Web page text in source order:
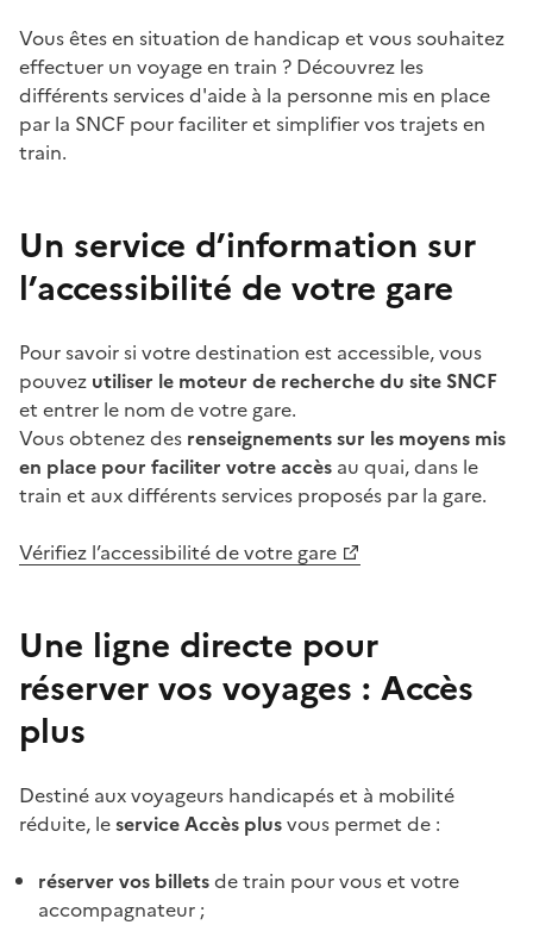
Vous êtes en situation de handicap et vous souhaitez
effectuer un voyage en train ? Découvrez les
différents services d'aide à la personne mis en place
par la SNCF pour faciliter et simplifier vos trajets en
train.
Un service d’information sur
l’accessibilité de votre gare
Pour savoir si votre destination est accessible, vous
pouvez utiliser le moteur de recherche du site SNCF
et entrer le nom de votre gare.
Vous obtenez des renseignements sur les moyens mis
en place pour faciliter votre accès au quai, dans le
train et aux différents services proposés par la gare.
Vérifiez l’accessibilité de votre gare
Une ligne directe pour
réserver vos voyages : Accès
plus
Destiné aux voyageurs handicapés et à mobilité
réduite, leservice Accès plusvous permet de :
réserver vos billetsde train pour vous et votre
accompagnateur ;